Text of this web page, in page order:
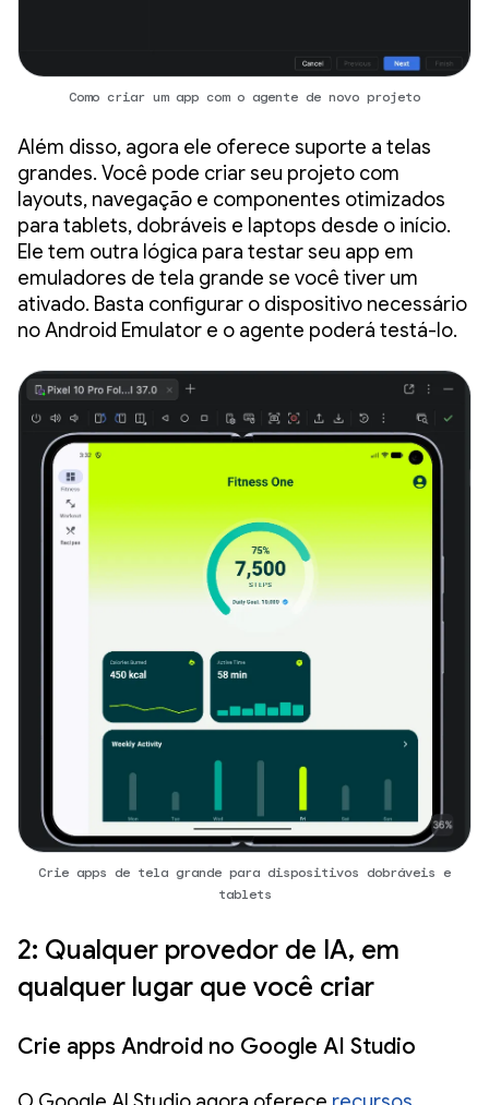
Como criar um app com o agente de novo projeto
Além disso, agora ele oferece suporte a telas
grandes. Você pode criar seu projeto com
layouts, navegação e componentes otimizados
para tablets, dobráveis e laptops desde o início.
Ele tem outra lógica para testar seu app em
emuladores de tela grande se você tiver um
ativado. Basta configurar o dispositivo necessário
no Android Emulator e o agente poderá testá-lo.
Crie apps de tela grande para dispositivos dobráveis e
tablets
2: Qualquer provedor de IA, em
qualquer lugar que você criar
Crie apps Android no Google AI Studio